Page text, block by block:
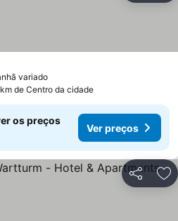
variado
de Centro da cidade
os preços
Ver preços
Partilhar